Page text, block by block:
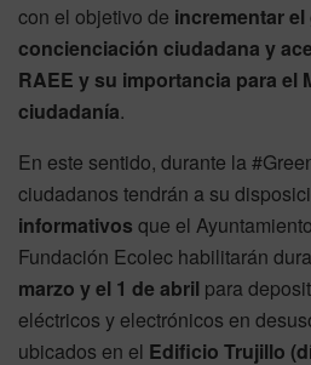
con el objetivo de incrementar
concienciación ciudadana y
RAEE y su importancia para el
ciudadanía.
En este sentido, durante la
ciudadanos tendrán a su
informativos que el
Fundación Ecolec habilitarán
marzo y el 1 de abril para
eléctricos y electrónicos en
ubicados en el Edificio Trujillo